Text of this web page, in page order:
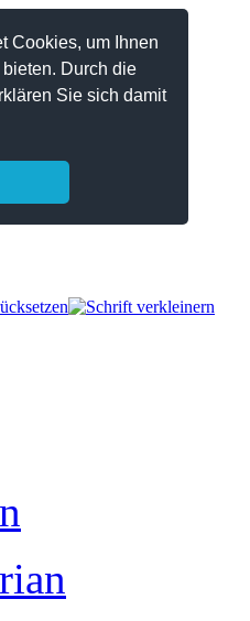
Cookies, um Ihnen
Durch die
Sie sich damit